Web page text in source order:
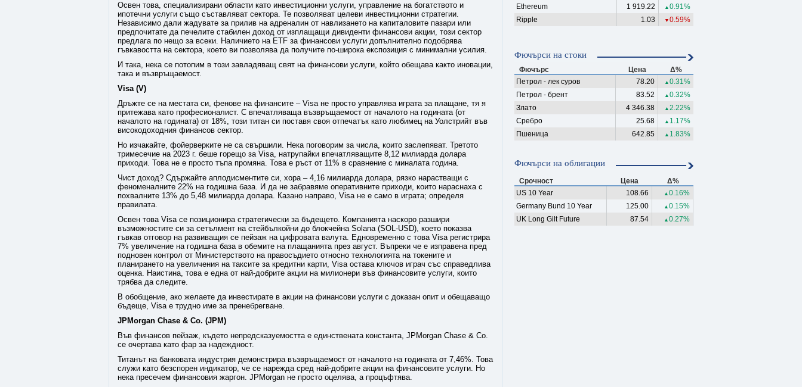
Освен това, специализирани области като инвестиционни услуги, управление на богатството и
ипотечни услуги също съставляват сектора. Те позволяват целеви инвестиционни стратегии.
Независимо дали жадувате за прилив на адреналин от навлизането на капиталовите пазари или
предпочитате да печелите стабилен доход от изплащащи дивиденти финансови акции, този сектор
предлага по нещо за всеки. Наличието на ETF за финансови услуги допълнително подобрява
гъвкавостта на сектора, което ви позволява да получите по-широка експозиция с минимални усилия.
И така, нека се потопим в този завладяващ свят на финансови услуги, който обещава както иновации,
така и възвръщаемост.
Visa (V)
Дръжте се на местата си, фенове на финансите – Visa не просто управлява играта за плащане, тя я
притежава като професионалист. С впечатляваща възвръщаемост от началото на годината (от
началото на годината) от 18%, този титан си поставя своя отпечатък като любимец на Уолстрийт във
високодоходния финансов сектор.
Но изчакайте, фойерверките не са свършили. Нека поговорим за числа, които заслепяват. Третото
тримесечие на 2023 г. беше горещо за Visa, натрупайки впечатляващите 8,12 милиарда долара
приходи. Това не е просто тъпа промяна. Това е ръст от 11% в сравнение с миналата година.
Чист доход? Сдържайте аплодисментите си, хора – 4,16 милиарда долара, рязко нарастващи с
феноменалните 22% на годишна база. И да не забравяме оперативните приходи, които нараснаха с
похвалните 13% до 5,48 милиарда долара. Казано направо, Visa не е само в играта; определя
правилата.
Освен това Visa се позиционира стратегически за бъдещето. Компанията наскоро разшири
възможностите си за сетълмент на стейбълкойни до блокчейна Solana (SOL-USD), което показва
гъвкав отговор на развиващия се пейзаж на цифровата валута. Едновременно с това Visa регистрира
7% увеличение на годишна база в обемите на плащанията през август. Въпреки че е изправена пред
подновен контрол от Министерството на правосъдието относно технологията на токените и
планирането на увеличения на таксите за кредитни карти, Visa остава ключов играч със справедлива
оценка. Наистина, това е една от най-добрите акции на милионери във финансовите услуги, които
трябва да следите.
В обобщение, ако желаете да инвестирате в акции на финансови услуги с доказан опит и обещаващо
бъдеще, Visa е трудно име за пренебрегване.
JPMorgan Chase & Co. (JPM)
Във финансов пейзаж, където непредсказуемостта е единствената константа, JPMorgan Chase & Co.
се очертава като фар за надеждност.
Титанът на банковата индустрия демонстрира възвръщаемост от началото на годината от 7,46%. Това
служи като безспорен индикатор, че се нарежда сред най-добрите акции на финансовите услуги. Но
нека пресечем финансовия жаргон. JPMorgan не просто оцелява, а процъфтява.
Ethereum
1 919.22 ▲ 0.91%
Ripple
1.03 ▼ 0.59%
Фючърси на стоки
Фючърс Цена
Δ%
Петрол - лек суров
78.20 ▲ 0.31%
Петрол - брент
83.52 ▲ 0.32%
Злато
4 346.38 ▲ 2.22%
Сребро
25.68 ▲ 1.17%
Пшеница
642.85 ▲ 1.83%
Фючърси на облигации
Срочност Цена
Δ%
US 10 Year
108.66 ▲ 0.16%
Germany Bund 10 Year
125.00 ▲ 0.15%
UK Long Gilt Future
87.54 ▲ 0.27%